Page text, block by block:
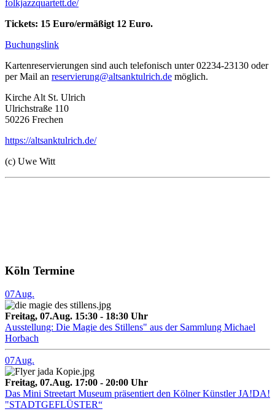
folkjazzquartett.de/
Tickets: 15 Euro/ermäßigt 12 Euro.
Buchungslink
Kartenreservierungen sind auch telefonisch unter 02234-23130 oder
per Mail an reservierung@altsanktulrich.de möglich.
Kirche Alt St. Ulrich
Ulrichstraße 110
50226 Frechen
https://altsanktulrich.de/
(c) Uwe Witt
Köln Termine
07Aug.
Freitag, 07.Aug. 15:30 - 18:30 Uhr
Ausstellung: Die Magie des Stillens" aus der Sammlung Michael
Horbach
07Aug.
Freitag, 07.Aug. 17:00 - 20:00 Uhr
Das Mini Streetart Museum präsentiert den Kölner Künstler JA!DA!
"STADTGEFLÜSTER“